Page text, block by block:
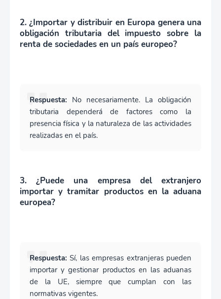
2. ¿Importar y distribuir en Europa genera una
obligación tributaria del impuesto sobre la
renta de sociedades en un país europeo?
Respuesta: No necesariamente. La obligación
tributaria dependerá de factores como la
presencia física y la naturaleza de las actividades
realizadas en el país.
3. ¿Puede una empresa del extranjero
importar y tramitar productos en la aduana
europea?
Respuesta: Sí, las empresas extranjeras pueden
importar y gestionar productos en las aduanas
de la UE, siempre que cumplan con las
normativas vigentes.